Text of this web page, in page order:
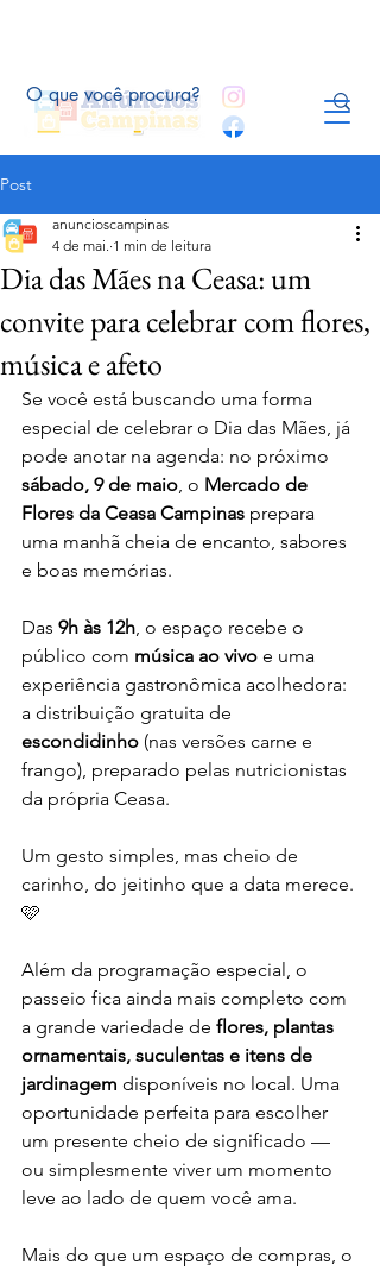
Post
Dia das Mães na Ceasa: um
convite para celebrar com flores,
música e afeto
anuncioscampinas
4 de mai. 1 min de leitura
Se você está buscando uma forma
especial de celebrar o Dia das Mães, já
pode anotar na agenda: no próximo
sábado, 9 de maio, o Mercado de
Flores da Ceasa Campinas prepara
uma manhã cheia de encanto, sabores
e boas memórias.
Das 9h às 12h, o espaço recebe o
público com música ao vivo e uma
experiência gastronômica acolhedora:
a distribuição gratuita de
escondidinho (nas versões carne e
frango), preparado pelas nutricionistas
da própria Ceasa.
Um gesto simples, mas cheio de
carinho, do jeitinho que a data merece.
🩷
Além da programação especial, o
passeio fica ainda mais completo com
a grande variedade de flores, plantas
ornamentais, suculentas e itens de
jardinagem disponíveis no local. Uma
oportunidade perfeita para escolher
um presente cheio de significado —
ou simplesmente viver um momento
leve ao lado de quem você ama.
Mais do que um espaço de compras, o